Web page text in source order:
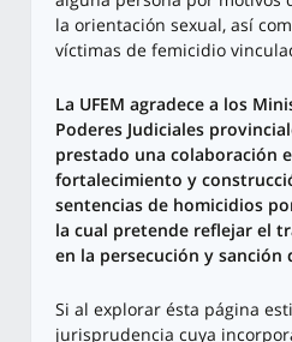
la orientación sexual, así
víctimas de femicidio
La UFEM agradece a los
Poderes Judiciales
prestado una colaboración
fortalecimiento y
sentencias de homicidios
la cual pretende reflejar el
en la persecución y sanción
Si al explorar ésta página
jurisprudencia cuya